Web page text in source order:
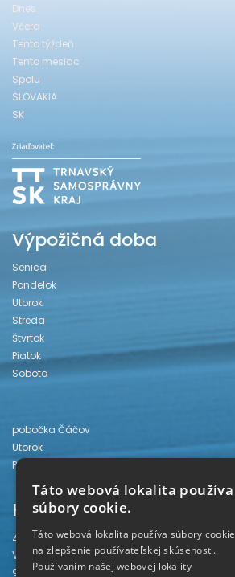
Dnes
Včera
Tento týždeň
Tento mesiac
Spolu
SLOVAKIA
SK
Výpožičná doba
Senica
Pondelok
Utorok
Streda
Štvrtok
Piatok
Sobota
pobočka Čáčov
Utorok
Piatok
Kontakt
Záhorská knižnica
Vajanského 28
905 01 Senica
Táto webová lokalita používa
súbory cookie.
Táto webová lokalita používa súbory cookie
na zlepšenie používateľskej skúsenosti.
Používaním našej webovej lokality